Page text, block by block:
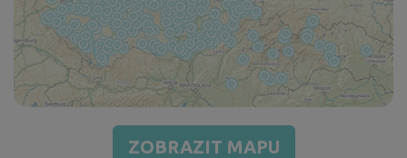
ZOBRAZIT MAPU